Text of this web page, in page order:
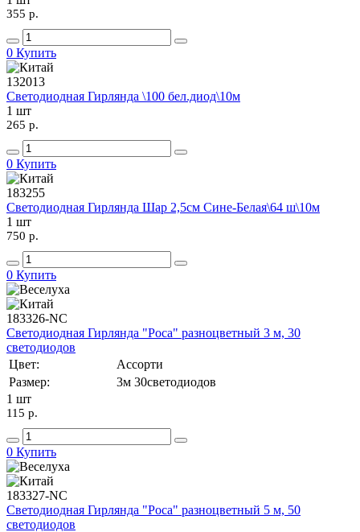
355 p.
0 Купить
132013
Светодиодная Гирлянда \100 бел.диод\10м
1 шт
265 p.
0 Купить
183255
Светодиодная Гирлянда Шар 2,5см Сине-Белая\64 ш\10м
1 шт
750 p.
0 Купить
183326-NC
Светодиодная Гирлянда "Роса" разноцветный 3 м, 30
светодиодов
Цвет:
Ассорти
Размер:
3м 30светодиодов
1 шт
115 p.
0 Купить
183327-NC
Светодиодная Гирлянда "Роса" разноцветный 5 м, 50
светодиодов